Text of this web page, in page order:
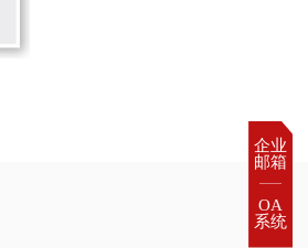
企业
邮箱
OA
系统